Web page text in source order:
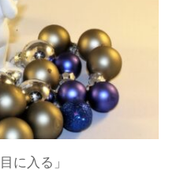
に入る」